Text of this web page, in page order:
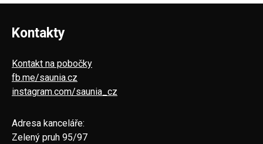
Kontakty
Kontakt na pobočky
fb.me/saunia.cz
instagram.com/saunia_cz
Adresa kanceláře:
Zelený pruh 95/97